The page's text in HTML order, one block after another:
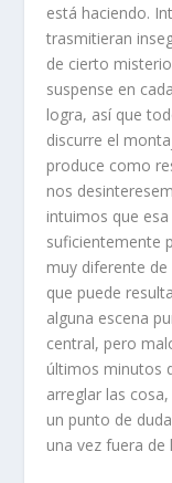
está haciendo.
trasmitieran
de cierto
suspense en
logra, así que
discurre el
produce como
nos
intuimos que
suficientemente
muy diferente
que puede
alguna escena
central, pero
últimos minutos
arreglar las
un punto de
una vez fuera de